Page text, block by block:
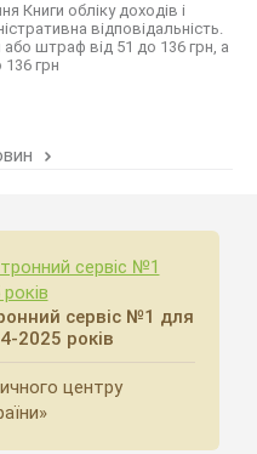
Книги обліку доходів і
відповідальність.
штраф від 51 до 136 грн, а
грн
сервіс №1 для
2025 років
центру